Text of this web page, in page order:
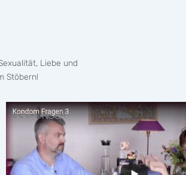
Liebe und
Stöbern!